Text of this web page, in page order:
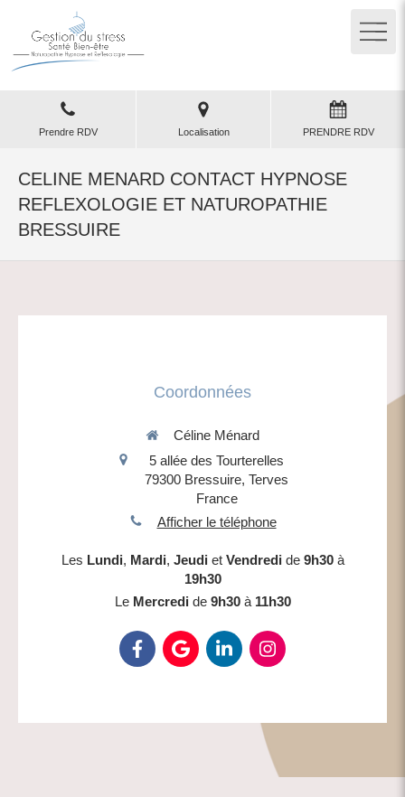
Prendre RDV Localisation PRENDRE RDV
CELINE MENARD CONTACT HYPNOSE
REFLEXOLOGIE ET NATUROPATHIE
BRESSUIRE
Coordonnées
Céline Ménard
5 allée des Tourterelles
79300 Bressuire, Terves
France
Afficher le téléphone
Les Lundi, Mardi, Jeudi et Vendredi de 9h30à
19h30
Le Mercredi de 9h30à 11h30